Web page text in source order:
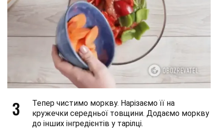
3
Тепер чистимо моркву. Нарізаємо її на
кружечки середньої товщини. Додаємо моркву
до інших інгредієнтів у тарілці.